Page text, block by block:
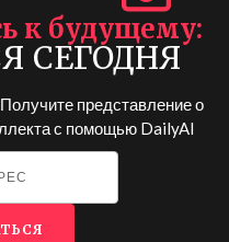
к будущему
СЕГОДНЯ
представление о
с помощью DailyAI